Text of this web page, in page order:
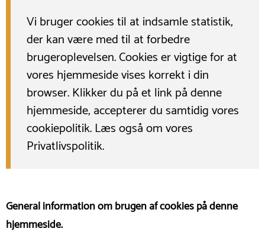
Vi bruger cookies til at indsamle statistik,
der kan være med til at forbedre
brugeroplevelsen. Cookies er vigtige for at
vores hjemmeside vises korrekt i din
browser. Klikker du på et link på denne
hjemmeside, accepterer du samtidig vores
cookiepolitik. Læs også om vores
Privatlivspolitik.
General information om brugen af cookies på denne
hjemmeside.